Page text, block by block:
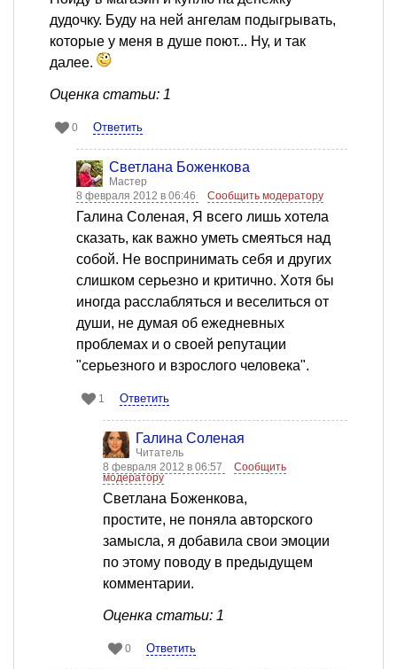
дудочку. Буду на ней ангелам подыгрывать,
которые у меня в душе поют... Ну, и так
далее.
Оценка статьи: 1
0 Ответить
Светлана Боженкова
Мастер
8 февраля 2012 в 06:46
Сообщить модератору
Галина Соленая, Я всего лишь хотела
сказать, как важно уметь смеяться над
собой. Не воспринимать себя и других
слишком серьезно и критично. Хотя бы
иногда расслабляться и веселиться от
души, не думая об ежедневных
проблемах и о своей репутации
"серьезного и взрослого человека".
1 Ответить
Галина Соленая
Читатель
8 февраля 2012 в 06:57
Сообщить
модератору
Светлана Боженкова,
простите, не поняла авторского
замысла, я добавила свои эмоции
по этому поводу в предыдущем
комментарии.
Оценка статьи: 1
0 Ответить